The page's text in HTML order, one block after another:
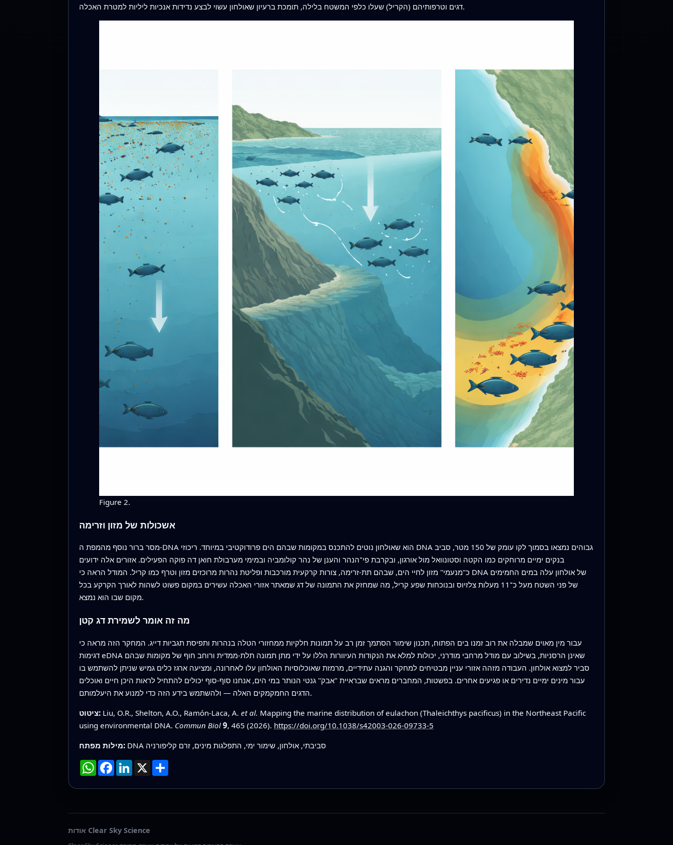
דגים וטרפותיהם (הקריל) שעלו כלפי המשטח בלילה, תומכת ברעיון שאולחון עשוי לבצע נדידות אנכיות ליליות למטרת האכלה.
Figure 2.
אשכולות של מזון וזרימה
מסר ברור נוסף מהמפת ה‑DNA הוא שאולחון נוטים להתכנס במקומות שבהם הים פרודוקטיבי במיוחד. ריכוזי DNA גבוהים נמצאו בסמוך לקו עומק של 150 מטר, סביב
בנקים ימיים מרוחקים כמו הקטה וסטונוואל מול אורגון, ובקרבת פי־הנהר והענן של נהר קולומביה ובמימי מערבולת חואן דה פוקה הפעילים. אזורים אלה ידועים
כ"מנעמי" מזון לחיי הים, שבהם תת‑זרימה, צורות קרקעית מורכבות ופליטת נהרות מרוכזים מזון וטרף כמו קריל. המודל הראה כי DNA של אולחון עלה במים החמימים
של פני השטח מעל כ־11 מעלות צלזיוס ובנוכחות שפע קריל, מה שמחזק את התמונה של דג שמאתר אזורי האכלה עשירים במקום פשוט לשהות לאורך הקרקע בכל
מקום שבו הוא נמצא.
מה זה אומר לשמירת דג קטן
עבור מין מאוים שמבלה את רוב זמנו בים הפתוח, תכנון שימור הסתמך זמן רב על תמונות חלקיות ממחזורי הטלה בנהרות ותפיסת תגביות דייג. המחקר הזה מראה כי
דגימות eDNA שאינן הרסניות, בשילוב עם מודל מרחבי מודרני, יכולות למלא את הנקודות העיוורות הללו על ידי מתן תמונה תלת‑ממדית ורוחב חוף של מקומות שבהם
סביר למצוא אולחון. העבודה מזהה אזורי עניין מבטיחים למחקר והגנה עתידיים, מרמזת שאוכלוסיות האולחון עלו לאחרונה, ומציעה ארגז כלים גמיש שניתן להשתמש בו
עבור מינים ימיים נדירים או פגיעים אחרים. בפשטות, המחברים מראים שבראיית "אבק" גנטי הנותר במי הים, אנחנו סוף‑סוף יכולים להתחיל לראות היכן חיים ואוכלים
הדגים החמקמקים האלה — ולהשתמש בידע הזה כדי למנוע את היעלמותם.
ציטוט: Liu, O.R., Shelton, A.O., Ramón-Laca, A. et al. Mapping the marine distribution of eulachon (Thaleichthys pacificus) in the Northeast Pacific
using environmental DNA. Commun Biol 9, 465 (2026). https://doi.org/10.1038/s42003-026-09733-5
מילות מפתח: DNA סביבתי, אולחון, שימור ימי, התפלגות מינים, זרם קליפורניה
WhatsApp
Facebook
LinkedIn
X שתף
אודות Clear Sky Science